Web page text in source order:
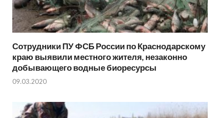
Сотрудники ПУ ФСБ России по Краснодарскому
краю выявили местного жителя, незаконно
добывающего водные биоресурсы
09.03.2020